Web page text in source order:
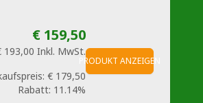
€ 159,50
193,00 Inkl. MwSt.
€ 179,50
Rabatt: 11.14%
PRODUKT ANZEIGEN